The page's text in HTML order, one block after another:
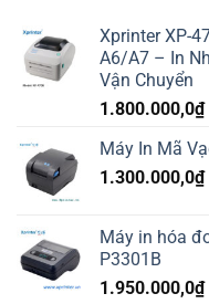
Xprinter XP-
A6/A7 – In
Vận Chuyển
1.800.000,0₫
Máy In Mã
1.300.000,0₫
Máy in hóa
P3301B
1.950.000,0₫